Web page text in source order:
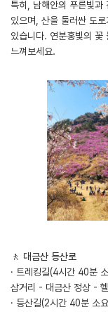
특히, 남해안의 푸른빛과
있으며, 산을 둘러싼 도
있습니다. 연분홍빛의 꽃
느껴보세요.
🚶 ‍ 대금산 등산로
· 트레킹길(4시간 40분
삼거리 - 대금산 정상 -
· 등산길(2시간 40분 소